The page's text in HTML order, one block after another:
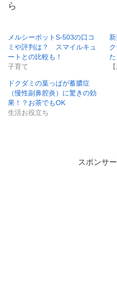
ら
メルシーポットS-503の口コ
ミや評判は？ スマイルキュ
ートとの比較も！
子育て
た
ドクダミの葉っぱが蓄膿症
（慢性副鼻腔炎）に驚きの効
果！？お茶でもOK
生活お役立ち
スポンサ